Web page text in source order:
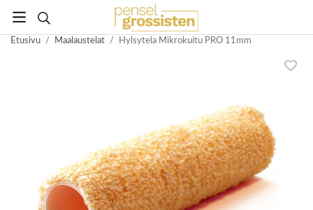
Etusivu / Maalaustelat / Hylsytela Mikrokuitu PRO 11mm